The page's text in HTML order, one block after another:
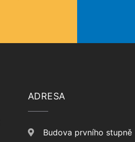
ADRESA
Budova prvního stupně